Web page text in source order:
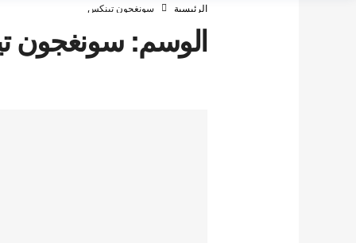
الرئيسية سونغجون تينكس
الوسم:سونغجون